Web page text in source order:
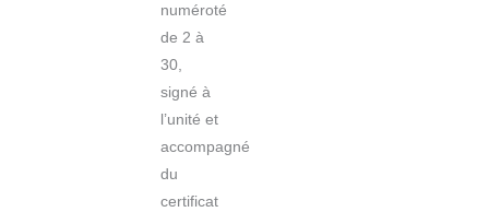
numéroté
de 2 à
30,
signé à
l’unité et
accompagné
du
certificat